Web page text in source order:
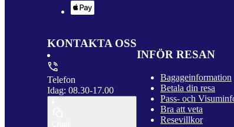
KONTAKTA OSS
Telefon
Idag: 08.30-17.00
INFÖR RESAN
Bagageinformation
Betala din resa
Pass- och
Bra att veta
Resevillkor